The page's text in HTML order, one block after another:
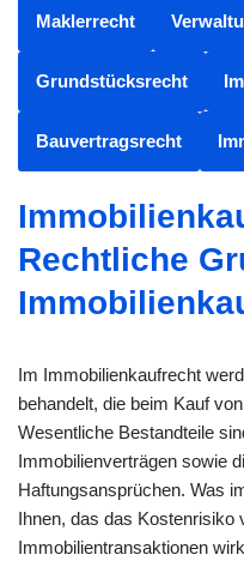
Maklerrecht
Grundstücksrecht
Bauvertragsrecht
Rechtliche
Im Immobilienkaufrecht
behandelt, die beim Kauf
Wesentliche Bestandteile
Immobilienverträgen sowie
Haftungsansprüchen. Was
Ihnen, das das Kostenrisiko
Immobilientransaktionen